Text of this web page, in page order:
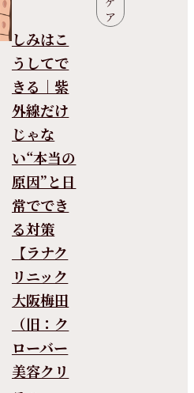
ア
しみはこ
うしてで
きる｜紫
外線だけ
じゃな
い“本当の
原因”と日
常ででき
る対策
【ラナク
リニック
大阪梅田
（旧：ク
ローバー
美容クリ